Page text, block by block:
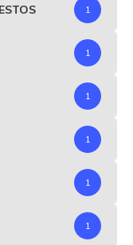
1
1
1
1
1
1